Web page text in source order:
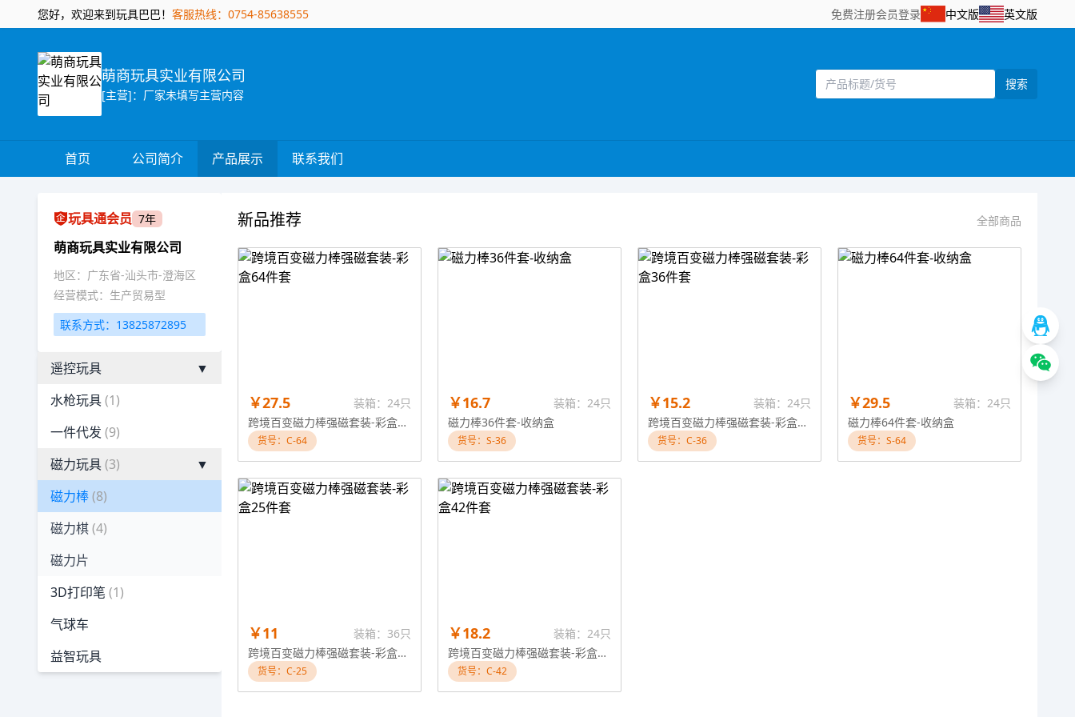
您好，欢迎来到玩具巴巴！ 客服热线：0754-85638555 免费注册会员登录 中文版 英文版
萌商玩具实业有限公司
[主营]：厂家未填写主营内容
搜索
首页 公司简介 产品展示 联系我们
玩具通会员 7年
萌商玩具实业有限公司
地区：广东省-汕头市-澄海区
经营模式：生产贸易型
联系方式：13825872895
遥控玩具
▼
水枪玩具(1)
一件代发 (9)
磁力玩具(3)
▼
磁力棒(8)
磁力棋(4)
磁力片
3D打印笔 (1)
气球车
益智玩具
新品推荐 全部商品
￥27.5
装箱：24只
跨境百变磁力棒强磁套装-彩盒64件套
货号：C-64
￥16.7
装箱：24只
磁力棒36件套-收纳盒
货号：S-36
￥15.2
装箱：24只
跨境百变磁力棒强磁套装-彩盒36件套
货号：C-36
￥29.5
装箱：24只
磁力棒64件套-收纳盒
货号：S-64
￥11
装箱：36只
跨境百变磁力棒强磁套装-彩盒25件套
货号：C-25
￥18.2
装箱：24只
跨境百变磁力棒强磁套装-彩盒42件套
货号：C-42